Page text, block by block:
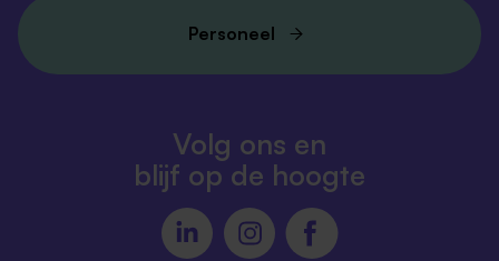
Personeel
Volg ons en
blijf op de hoogte